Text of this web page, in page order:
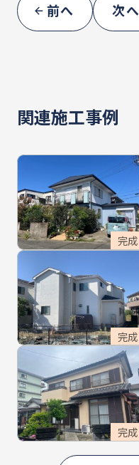
前へ 次へ
関連施工事例
完成
完成
完成